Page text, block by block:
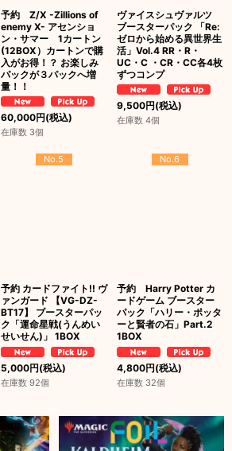
予約 Z/X -Zillions of
enemy X- アセンショ
ン・サマー 1カートン
(12BOX）カートンで購
入がお得！？ お楽しみ
パックが３パックへ増
量！！
60,000円(税込)
在庫数 3個
ヴァイスシュヴァルツ
ブースターパック 「Re:
ゼロから始める異世界生
活」Vol.4 RR・R・
UC・C ・CR・CC各4枚
ずつコンプ
9,500円(税込)
在庫数 4個
No.5
予約 カードファイト!! ヴ
ァンガード 【VG-DZ-
BT17】 ブースターパッ
ク「運命星戦(うんめい
せいせん)」 1BOX
5,000円(税込)
在庫数 92個
No.6
予約 Harry Potter カ
ードゲーム ブースター
パック「ハリー・ポッタ
ーと賢者の石」Part.2
1BOX
4,800円(税込)
在庫数 32個